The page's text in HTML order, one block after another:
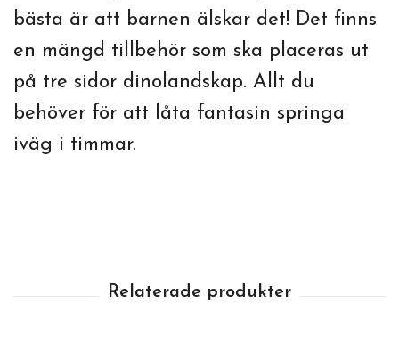
bästa är att barnen älskar det! Det finns
en mängd tillbehör som ska placeras ut
på tre sidor dinolandskap. Allt du
behöver för att låta fantasin springa
iväg i timmar.